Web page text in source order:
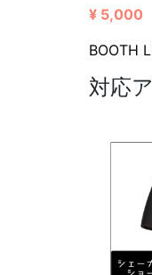
¥ 5,000
BOOTH
対応